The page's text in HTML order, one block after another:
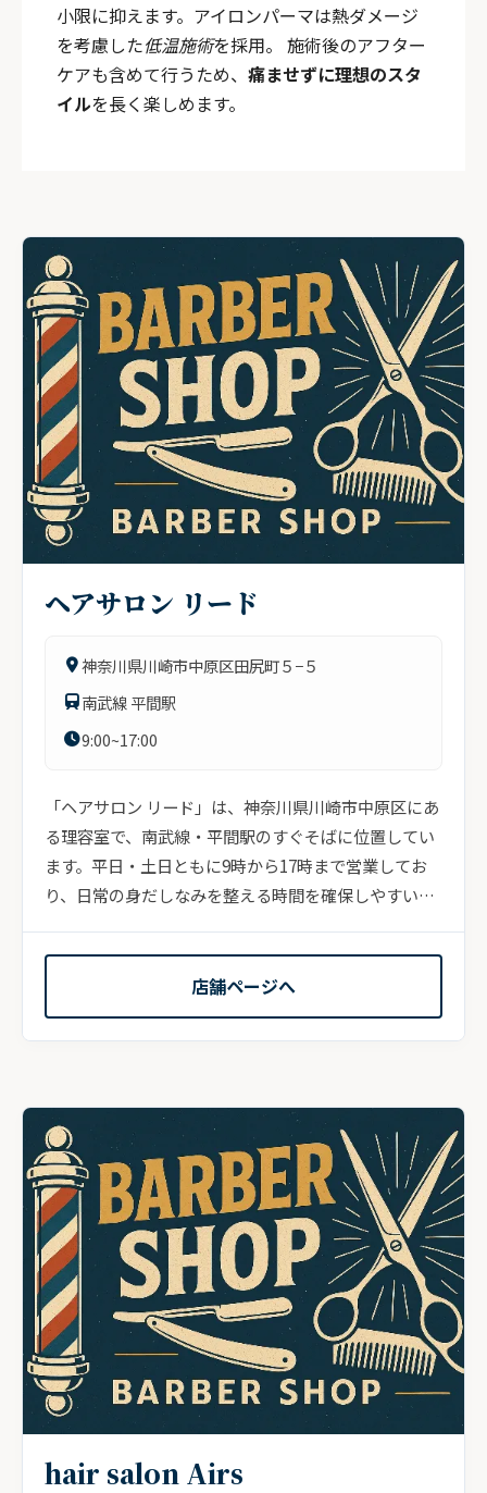
小限に抑えます。アイロンパーマは熱ダメージ
を考慮した低温施術を採用。 施術後のアフター
ケアも含めて行うため、 痛ませずに理想のスタ
イルを長く楽しめます。
ヘアサロン リード
神奈川県川崎市中原区田尻町５−５
南武線 平間駅
9:00~17:00
「ヘアサロン リード」は、神奈川県川崎市中原区にあ
る理容室で、南武線・平間駅のすぐそばに位置してい
ます。平日・土日ともに9時から17時まで営業してお
り、日常の身だしなみを整える時間を確保しやすい営
店舗ページへ
hair salon Airs